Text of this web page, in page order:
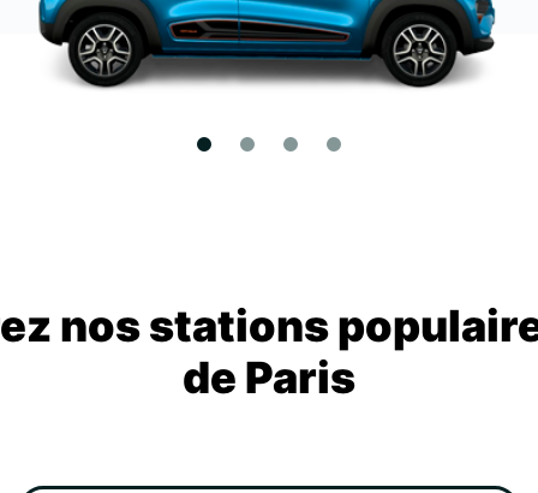
nos stations
de Paris